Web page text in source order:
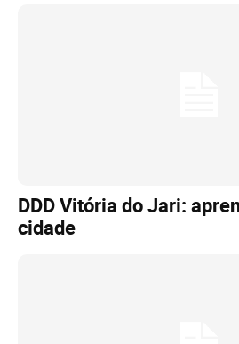
DDD Vitória do Jari:
cidade